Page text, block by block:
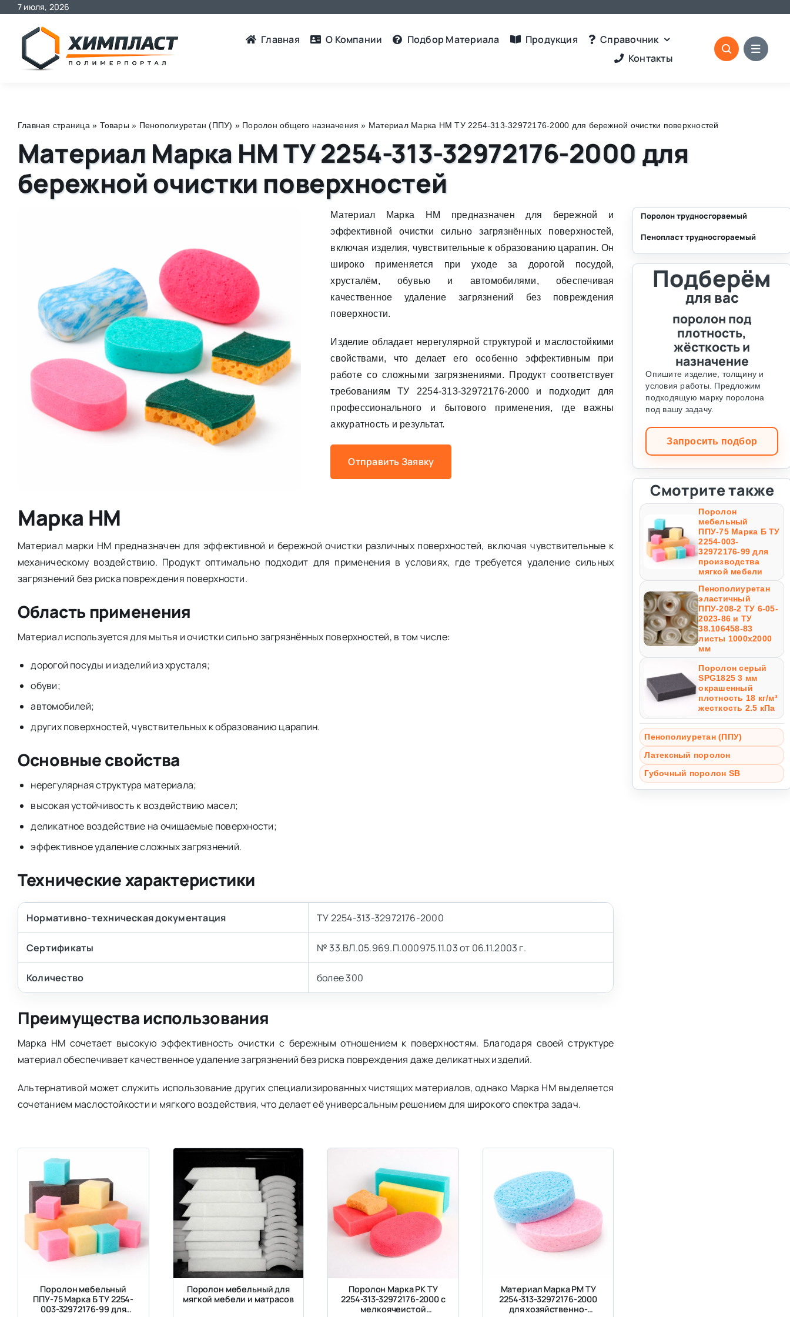
Skip
content
7 июля, 2026
Главная О Компании Подбор Материалa Продукция
Справочник
Контакты
Главная страница » Товары » Пенополиуретан (ППУ) » Поролон общего назначения » Материал Марка НМ ТУ 2254-313-32972176-2000 для бережной очистки поверхностей
Материал Марка НМ ТУ 2254-313-32972176-2000 для
бережной очистки поверхностей
Материал Марка НМ предназначен для бережной и
эффективной очистки сильно загрязнённых поверхностей,
включая изделия, чувствительные к образованию царапин. Он
широко применяется при уходе за дорогой посудой,
хрусталём, обувью и автомобилями, обеспечивая
качественное удаление загрязнений без повреждения
поверхности.
Изделие обладает нерегулярной структурой и маслостойкими
свойствами, что делает его особенно эффективным при
работе со сложными загрязнениями. Продукт соответствует
требованиям ТУ 2254-313-32972176-2000 и подходит для
профессионального и бытового применения, где важны
аккуратность и результат.
Отправить Заявку
Марка НМ
Материал марки НМ предназначен для эффективной и бережной очистки различных поверхностей, включая чувствительные к
механическому воздействию. Продукт оптимально подходит для применения в условиях, где требуется удаление сильных
загрязнений без риска повреждения поверхности.
Область применения
Материал используется для мытья и очистки сильно загрязнённых поверхностей, в том числе:
дорогой посуды и изделий из хрусталя;
обуви;
автомобилей;
других поверхностей, чувствительных к образованию царапин.
Основные свойства
нерегулярная структура материала;
высокая устойчивость к воздействию масел;
деликатное воздействие на очищаемые поверхности;
эффективное удаление сложных загрязнений.
Технические характеристики
Нормативно-техническая документация ТУ 2254-313-32972176-2000
Сертификаты № 33.ВЛ.05.969.П.000975.11.03 от 06.11.2003 г.
Количество более 300
Преимущества использования
Марка НМ сочетает высокую эффективность очистки с бережным отношением к поверхностям. Благодаря своей структуре
материал обеспечивает качественное удаление загрязнений без риска повреждения даже деликатных изделий.
Альтернативой может служить использование других специализированных чистящих материалов, однако Марка НМ выделяется
сочетанием маслостойкости и мягкого воздействия, что делает её универсальным решением для широкого спектра задач.
Поролон мебельный
ППУ-75 Марка Б ТУ 2254-
003-32972176-99 для
Поролон мебельный для
мягкой мебели и матрасов
Поролон Марка РК ТУ
2254-313-32972176-2000 с
мелкоячеистой
Материал Марка РМ ТУ
2254-313-32972176-2000
для хозяйственно-
Поролон трудносгораемый
Пенопласт трудносгораемый
Подберём
для вас
поролон под
плотность,
жёсткость и
назначение
Опишите изделие, толщину и
условия работы. Предложим
подходящую марку поролона
под вашу задачу.
Запросить подбор
Смотрите также
Поролон
мебельный
ППУ-75 Марка Б ТУ
2254-003-
32972176-99 для
производства
мягкой мебели
Пенополиуретан
эластичный
ППУ-208-2 ТУ 6-05-
2023-86 и ТУ
38.106458-83
листы 1000х2000
мм
Поролон серый
SPG1825 3 мм
окрашенный
плотность 18 кг/м³
жесткость 2.5 кПа
Пенополиуретан (ППУ)
Латексный поролон
Губочный поролон SB